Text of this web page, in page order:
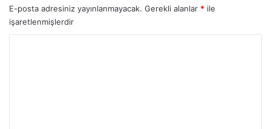
E-posta adresiniz yayınlanmayacak. Gerekli alanlar * ile
işaretlenmişlerdir